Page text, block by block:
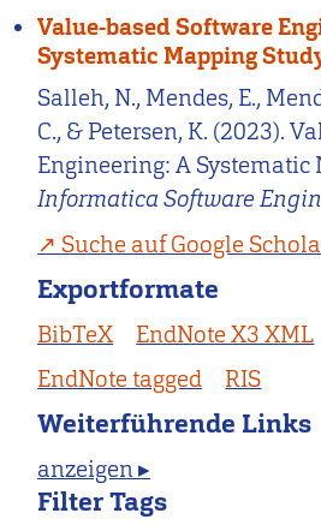
Value-based Software
Systematic Mapping
Salleh, N., Mendes, E.,
C., & Petersen, K. (2023).
Engineering: A
Informatica Software
Suche auf Google
Exportformate
BibTeX EndNote X3 XML
EndNote tagged
RIS
Weiterführende Links
anzeigen ▸
Filter Tags